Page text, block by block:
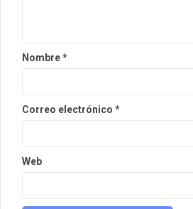
Nombre*
Correo electrónico *
Web